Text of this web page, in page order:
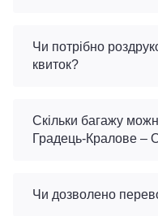
Чи потрібно
квиток?
Скільки багажу
Градець-Кралове –
Чи дозволено